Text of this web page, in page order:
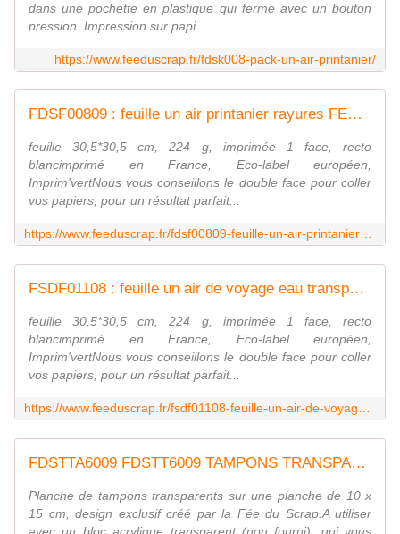
dans une pochette en plastique qui ferme avec un bouton
pression. Impression sur papi...
https://www.feeduscrap.fr/fdsk008-pack-un-air-printanier/
FDSF00809 : feuille un air printanier rayures FEE DU SCRAP
feuille 30,5*30,5 cm, 224 g, imprimée 1 face, recto
blancimprimé en France, Eco-label européen,
Imprim'vertNous vous conseillons le double face pour coller
vos papiers, pour un résultat parfait...
FSDF01108 : feuille un air de voyage eau transparente FEE DU SCRAP
feuille 30,5*30,5 cm, 224 g, imprimée 1 face, recto
blancimprimé en France, Eco-label européen,
Imprim'vertNous vous conseillons le double face pour coller
vos papiers, pour un résultat parfait...
FDSTTA6009 FDSTT6009 TAMPONS TRANSPARENTS A6 PINCES FEE DU SCRAP
Planche de tampons transparents sur une planche de 10 x
15 cm, design exclusif créé par la Fée du Scrap.A utiliser